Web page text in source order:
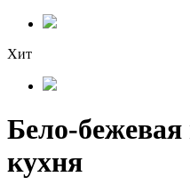
Хит
Бело-
кухня